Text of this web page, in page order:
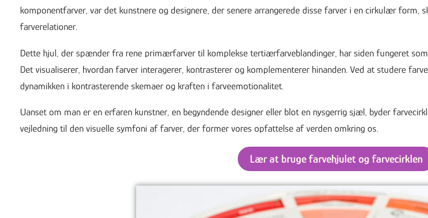
komponentfarver, var det kunstnere og designere, der senere arrangerede disse farver i en cirkulær
farverelationer.
Dette hjul, der spænder fra rene primærfarver til komplekse tertiærfarveblandinger, har siden fungeret
Det visualiserer, hvordan farver interagerer, kontrasterer og komplementerer hinanden. Ved at studere
dynamikken i kontrasterende skemaer og kraften i farveemotionalitet.
Uanset om man er en erfaren kunstner, en begyndende designer eller blot en nysgerrig sjæl, byder
vejledning til den visuelle symfoni af farver, der former vores opfattelse af verden omkring os.
Lær at bruge farvehjulet og farvecirklen